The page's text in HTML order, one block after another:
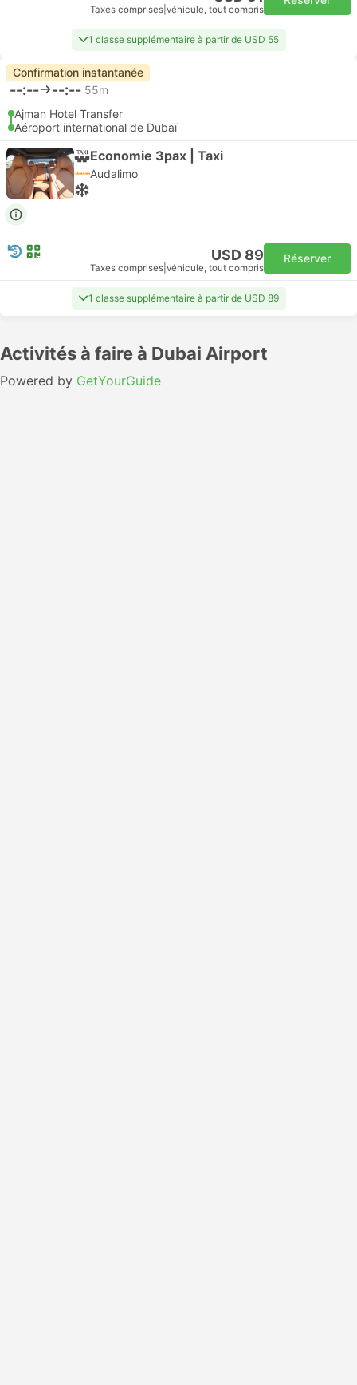
Taxes comprises véhicule, tout compris
1 classe supplémentaire à partir de USD 55
Confirmation instantanée
--:-- --:-- 55m
Ajman Hotel Transfer
Aéroport international de Dubaï
Economie 3pax | Taxi
Audalimo
USD 89
Taxes comprises véhicule, tout compris
Réserver
1 classe supplémentaire à partir de USD 89
Activités à faire à Dubai Airport
Powered by GetYourGuide